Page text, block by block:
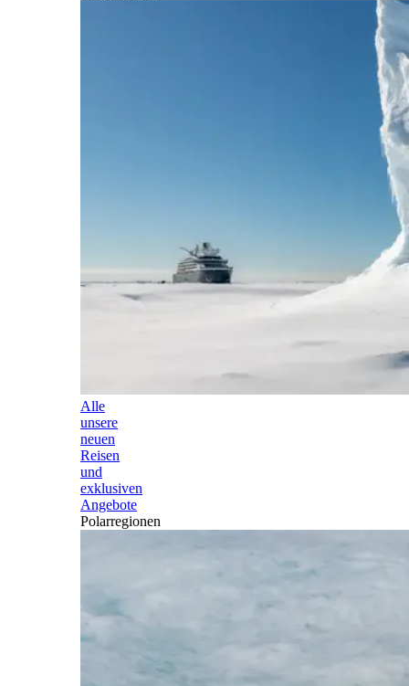
Alle
unsere
neuen
Reisen
und
exklusiven
Angebote
Polarregionen